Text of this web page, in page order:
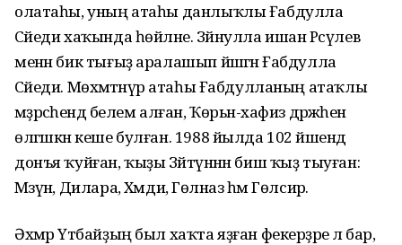
олатаһы, уның атаһы данлыҡлы Ғабдулла
Сәйеди хаҡында һөйләне. Зәйнулла ишан Рәсүлев
менән бик тығыҙ аралашып йәшәгән Ғабдулла
Сәйеди. Мөхәмәтәнүәр атаһы Ғабдул­ланың атаҡлы
мәҙрәсәһендә белем алған, Ҡөрьән-хафиз дәрә­жәһенә
өлгәшкән кеше булған. 1988 йылда 102 йәшендә
донъя ҡуйған, ҡыҙы Зәйтүнәнән биш ҡыҙ тыуған:
Мәзүнә, Дилара, Хәмдиә, Гөлназ һәм Гөлсирә.
Әхмәр Үтәбайҙың был хаҡта яҙған фекерҙәре лә бар,